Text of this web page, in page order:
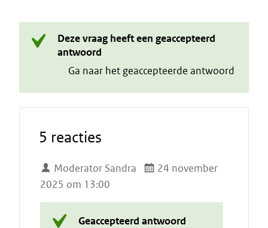
Deze vraag heeft een geaccepteerd
antwoord
Ga naar het geaccepteerde antwoord
5 reacties
Moderator Sandra
24 november
2025 om 13:00
Geaccepteerd antwoord